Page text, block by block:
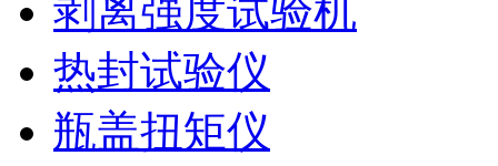
剥离强度试验机
热封试验仪
瓶盖扭矩仪